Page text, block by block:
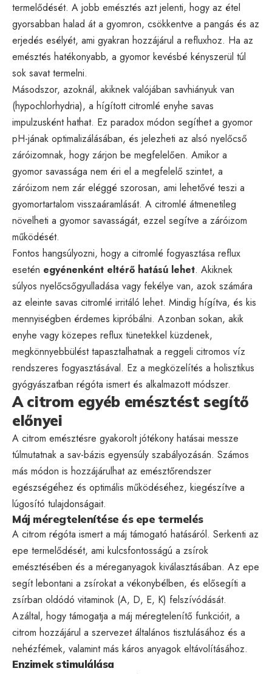
termelődését. A jobb emésztés azt jelenti, hogy az étel
gyorsabban halad át a gyomron, csökkentve a pangás és az
erjedés esélyét, ami gyakran hozzájárul a refluxhoz. Ha az
emésztés hatékonyabb, a gyomor kevésbé kényszerül túl
sok savat termelni.
Másodszor, azoknál, akiknek valójában savhiányuk van
(hypochlorhydria), a hígított citromlé enyhe savas
impulzusként hathat. Ez paradox módon segíthet a gyomor
pH-jának optimalizálásában, és jelezheti az alsó nyelőcső
záróizomnak, hogy zárjon be megfelelően. Amikor a
gyomor savassága nem éri el a megfelelő szintet, a
záróizom nem zár eléggé szorosan, ami lehetővé teszi a
gyomortartalom visszaáramlását. A citromlé átmenetileg
növelheti a gyomor savasságát, ezzel segítve a záróizom
működését.
Fontos hangsúlyozni, hogy a citromlé fogyasztása reflux
esetén egyénenként eltérő hatású lehet. Akiknek
súlyos nyelőcsőgyulladása vagy fekélye van, azok számára
az eleinte savas citromlé irritáló lehet. Mindig hígítva, és kis
mennyiségben érdemes kipróbálni. Azonban sokan, akik
enyhe vagy közepes reflux tünetekkel küzdenek,
megkönnyebbülést tapasztalhatnak a reggeli citromos víz
rendszeres fogyasztásával. Ez a megközelítés a holisztikus
gyógyászatban régóta ismert és alkalmazott módszer.
A citrom egyéb emésztést segítő
előnyei
A citrom emésztésre gyakorolt jótékony hatásai messze
túlmutatnak a sav-bázis egyensúly szabályozásán. Számos
más módon is hozzájárulhat az emésztőrendszer
egészségéhez és optimális működéséhez, kiegészítve a
lúgosító tulajdonságait.
Máj méregtelenítése és epe termelés
A citrom régóta ismert a máj támogató hatásáról. Serkenti az
epe termelődését, ami kulcsfontosságú a zsírok
emésztésében és a méreganyagok kiválasztásában. Az epe
segít lebontani a zsírokat a vékonybélben, és elősegíti a
zsírban oldódó vitaminok (A, D, E, K) felszívódását.
Azáltal, hogy támogatja a máj méregtelenítő funkcióit, a
citrom hozzájárul a szervezet általános tisztulásához és a
nehézfémek, valamint más káros anyagok eltávolításához.
Enzimek stimulálása